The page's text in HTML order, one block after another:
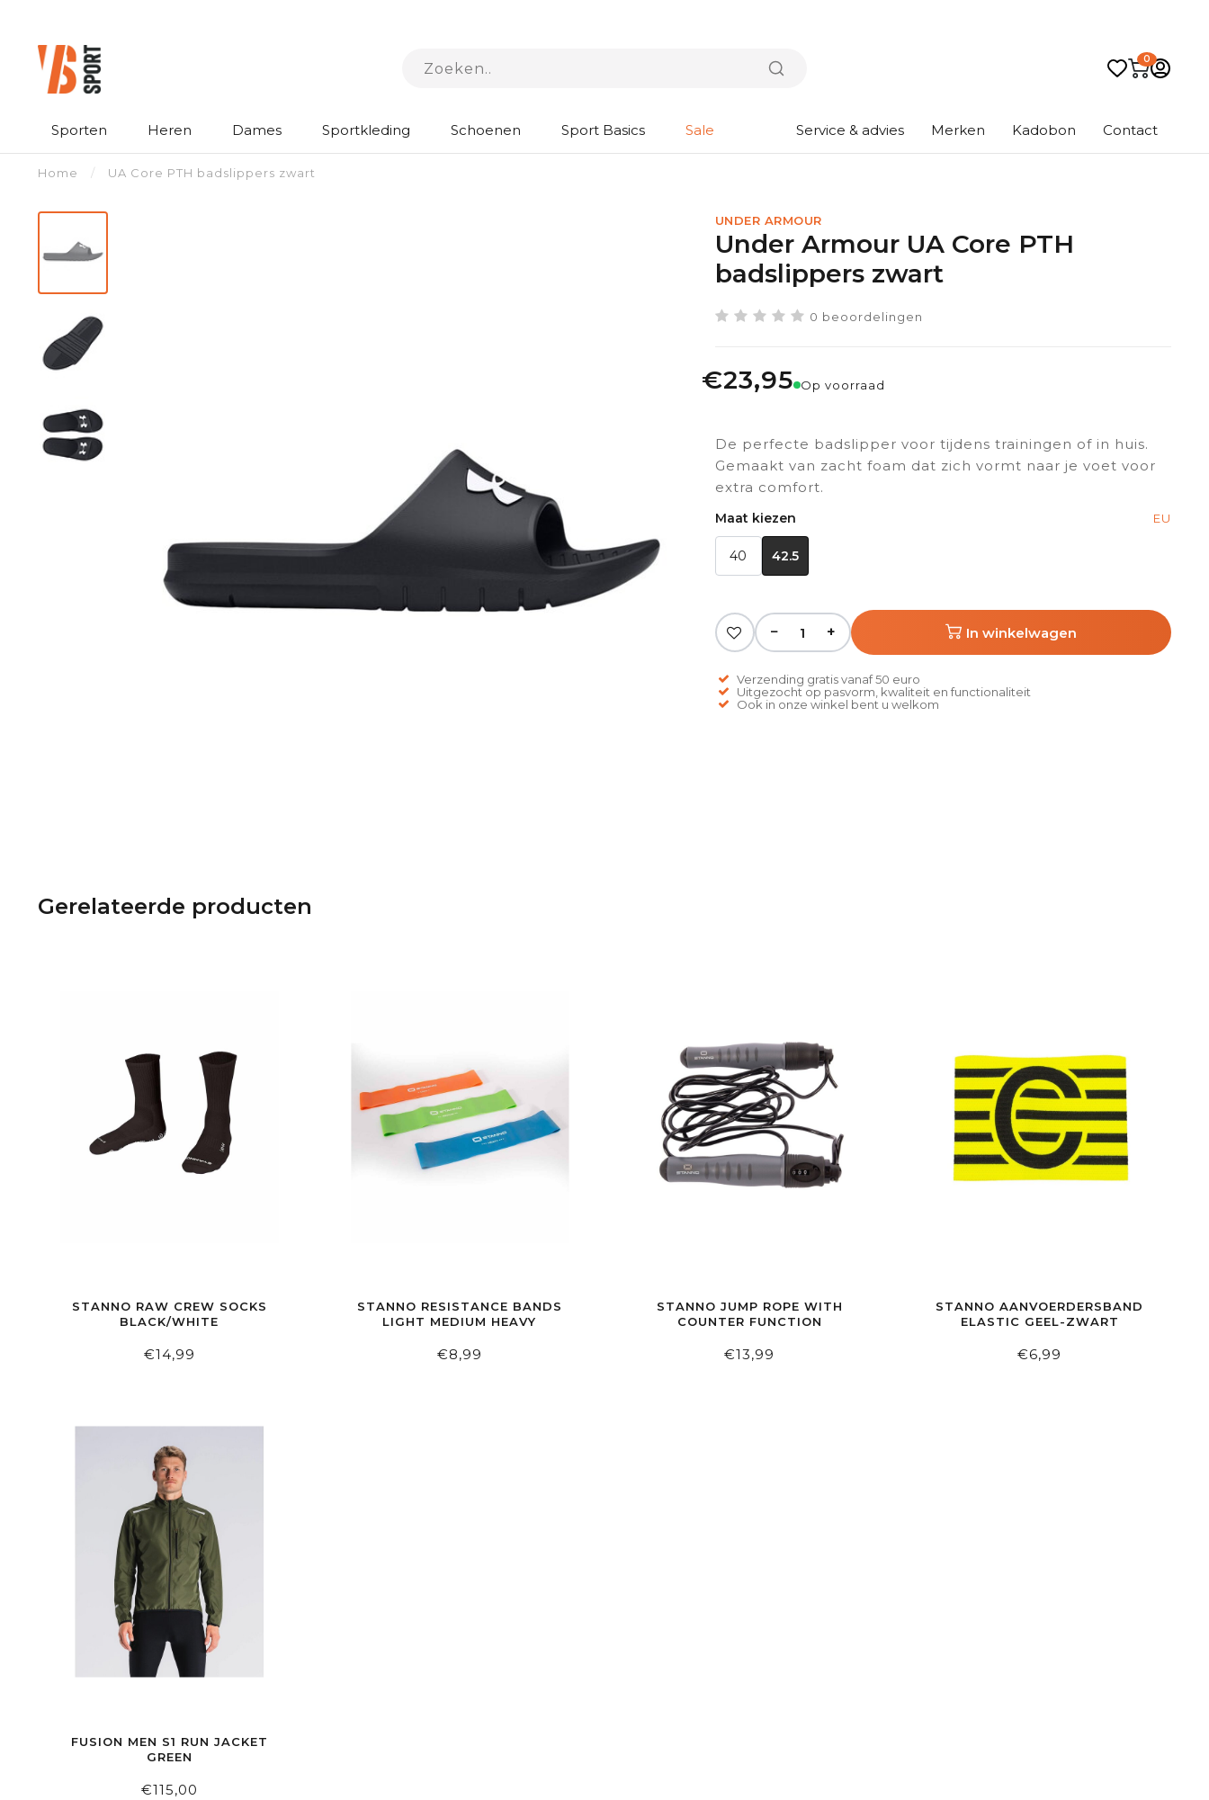
0
Sporten Heren Dames Sportkleding Schoenen Sport Basics Sale Service & advies Merken Kadobon Contact
Home / UA Core PTH badslippers zwart
UNDER ARMOUR
Under Armour UA Core PTH
badslippers zwart
0 beoordelingen
€23,95 Op voorraad
De perfecte badslipper voor tijdens trainingen of in huis.
Gemaakt van zacht foam dat zich vormt naar je voet voor
extra comfort.
Maat kiezen EU
40 42.5
− + In winkelwagen
Verzending gratis vanaf 50 euro
Uitgezocht op pasvorm, kwaliteit en functionaliteit
Ook in onze winkel bent u welkom
Gerelateerde producten
STANNO RAW CREW SOCKS
BLACK/WHITE
€14,99
STANNO RESISTANCE BANDS
LIGHT MEDIUM HEAVY
€8,99
STANNO JUMP ROPE WITH
COUNTER FUNCTION
€13,99
STANNO AANVOERDERSBAND
ELASTIC GEEL-ZWART
€6,99
FUSION MEN S1 RUN JACKET
GREEN
€115,00